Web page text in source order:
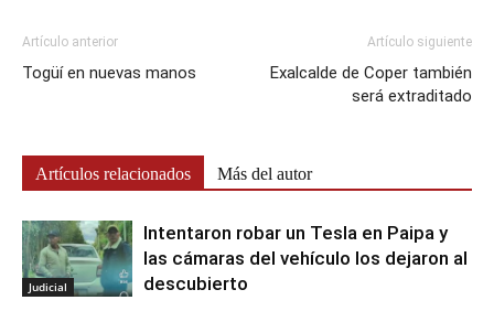
Artículo anterior
Togüí en nuevas manos
Artículo siguiente
Exalcalde de Coper también
será extraditado
Artículos relacionados Más del autor
Judicial
Intentaron robar un Tesla en Paipa y
las cámaras del vehículo los dejaron al
descubierto